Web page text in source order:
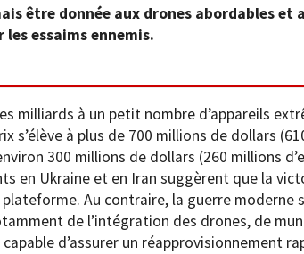
être donnée aux drones abordables et
essaims ennemis.
milliards à un petit nombre d’appareils
s’élève à plus de 700 millions de dollars
300 millions de dollars (260 millions
en Ukraine et en Iran suggèrent que la
Au contraire, la guerre moderne
de l’intégration des drones, de
d’assurer un réapprovisionnement